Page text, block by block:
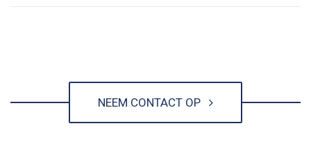
NEEM CONTACT OP